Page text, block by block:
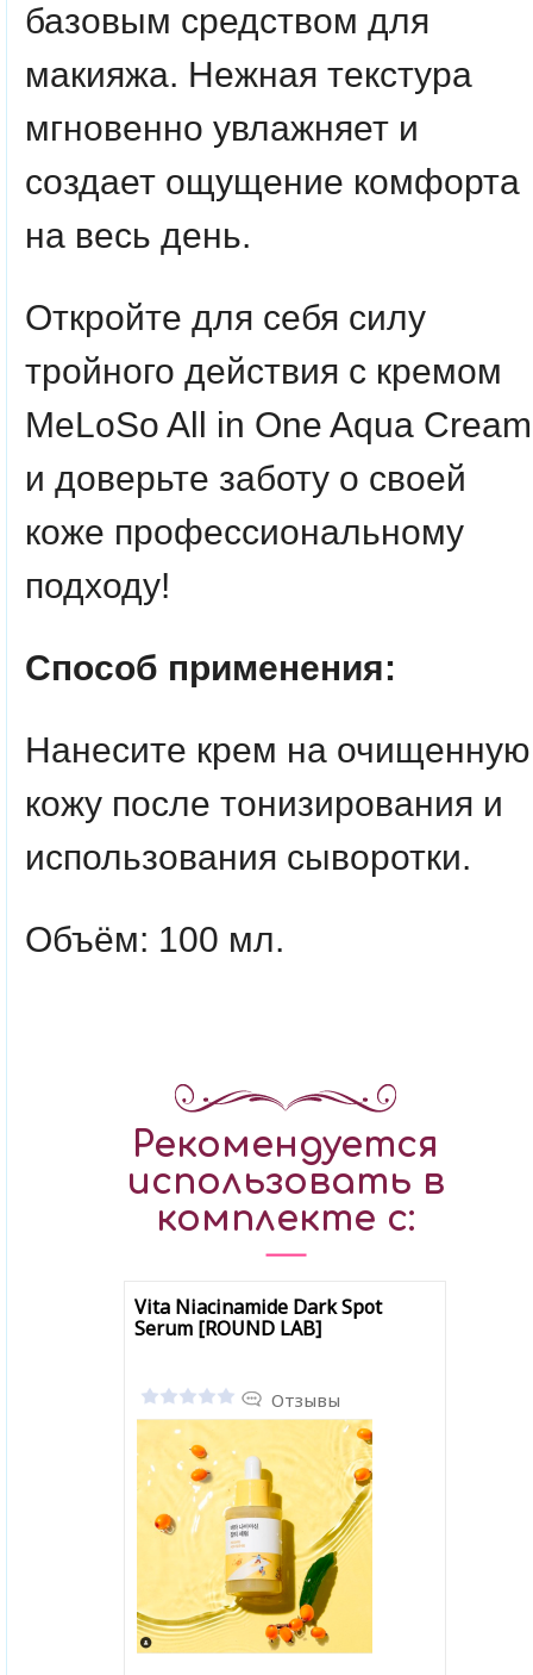
базовым средством для
макияжа. Нежная текстура
мгновенно увлажняет и
создает ощущение комфорта
на весь день.
Откройте для себя силу
тройного действия с кремом
MeLoSo All in One Aqua Cream
и доверьте заботу о своей
коже профессиональному
подходу!
Способ применения:
Нанесите крем на очищенную
кожу после тонизирования и
использования сыворотки.
Объём: 100 мл.
Рекомендуется
использовать в
комплекте с:
Vita Niacinamide Dark Spot
Serum [ROUND LAB]
Отзывы